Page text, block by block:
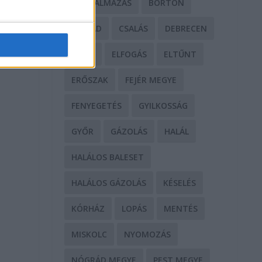
BÁNTALMAZÁS BÖRTÖN
CSALÁD CSALÁS DEBRECEN
ELFOGÁS ELTŰNT
ERŐSZAK FEJÉR MEGYE
FENYEGETÉS GYILKOSSÁG
GYŐR GÁZOLÁS HALÁL
HALÁLOS BALESET
HALÁLOS GÁZOLÁS KÉSELÉS
KÓRHÁZ LOPÁS MENTÉS
MISKOLC NYOMOZÁS